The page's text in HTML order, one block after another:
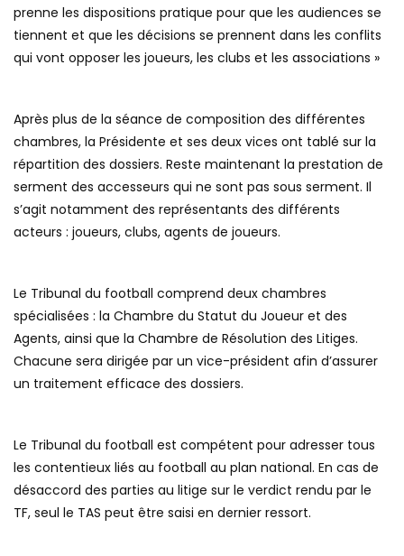
prenne les dispositions pratique pour que les audiences se
tiennent et que les décisions se prennent dans les conflits
qui vont opposer les joueurs, les clubs et les associations »
Après plus de la séance de composition des différentes
chambres, la Présidente et ses deux vices ont tablé sur la
répartition des dossiers. Reste maintenant la prestation de
serment des accesseurs qui ne sont pas sous serment. Il
s’agit notamment des représentants des différents
acteurs : joueurs, clubs, agents de joueurs.
Le Tribunal du football comprend deux chambres
spécialisées : la Chambre du Statut du Joueur et des
Agents, ainsi que la Chambre de Résolution des Litiges.
Chacune sera dirigée par un vice-président afin d’assurer
un traitement efficace des dossiers.
Le Tribunal du football est compétent pour adresser tous
les contentieux liés au football au plan national. En cas de
désaccord des parties au litige sur le verdict rendu par le
TF, seul le TAS peut être saisi en dernier ressort.